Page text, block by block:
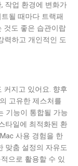
작업 환경에 변화가
될 때마다 트랙패
것도 좋은 습관이랍
력하고 개인적인 도
커지고 있어요. 향후
고유한 제스처를
기능이 통합될 가능
타일에 최적화된 환
사용 경험을 한
맞춤 설정의 자유도
으로 활용할 수 있